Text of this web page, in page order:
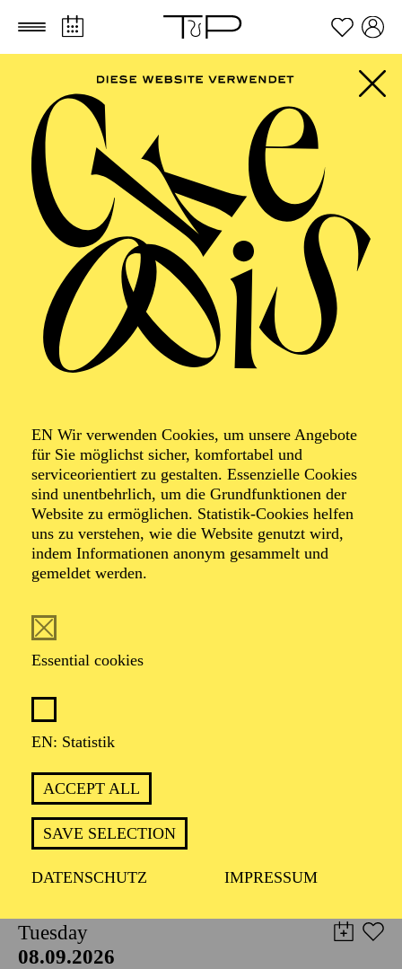
Zum Hauptinhalt springen Zum Footer springen
EN Wir verwenden Cookies, um unsere Angebote
für Sie möglichst sicher, komfortabel und
serviceorientiert zu gestalten. Essenzielle Cookies
sind unentbehrlich, um die Grundfunktionen der
Website zu ermöglichen. Statistik-Cookies helfen
uns zu verstehen, wie die Website genutzt wird,
indem Informationen anonym gesammelt und
gemeldet werden.
Essential cookies
EN: Statistik
ACCEPT ALL
SAVE SELECTION
DATENSCHUTZ IMPRESSUM
FILTER
SEPTEMBER 2026
PHILHARMONIE ESSEN
Friday
04.09.2026
20:00 - 23:00
Alfried Krupp Saal
Organiser: Theater-, Konzert- u. Gastspieldirektion OTTO
HOFNER GMBH
TICKETS
55,20 52,70€
EN: SCHAUSPIEL ESSEN
05.09.2026
19:30 - 21:30
BLICK AUF DEN IRAN –
STIMMEN ZUR AKTUELLEN
LAGE
TICKETS
8,00€
Tuesday
08.09.2026